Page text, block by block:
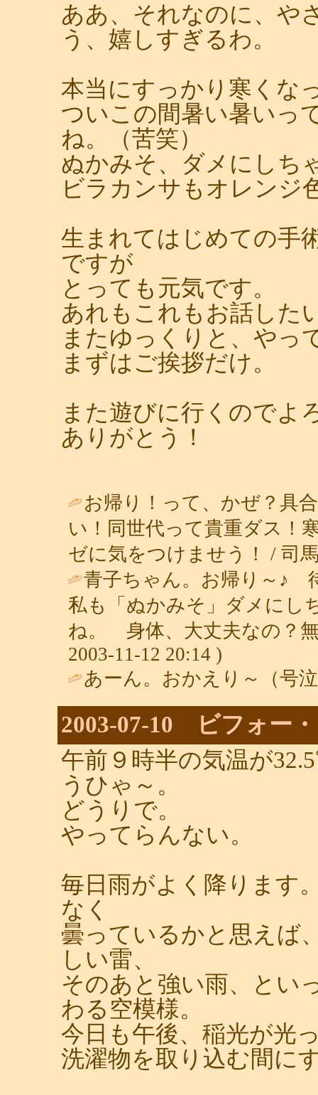
ああ、それなのに、や
う、嬉しすぎるわ。
本当にすっかり寒くな
ついこの間暑い暑いっ
ね。（苦笑）
ぬかみそ、ダメにしち
ビラカンサもオレンジ
生まれてはじめての手
ですが
とっても元気です。
あれもこれもお話した
またゆっくりと、やっ
まずはご挨拶だけ。
また遊びに行くのでよ
ありがとう！
お帰り！って、かぜ？具
い！同世代って貴重ダス！
ゼに気をつけませう！ / 司
青子ちゃん。お帰り～♪
私も「ぬかみそ」ダメにし
ね。 身体、大丈夫なの？
2003-11-12 20:14 )
あーん。おかえり～（
2003-07-10 ビフォー
午前９時半の気温が
うひゃ～。
どうりで。
やってらんない。
毎日雨がよく降ります
なく
曇っているかと思えば
しい雷、
そのあと強い雨、とい
わる空模様。
今日も午後、稲光が光
洗濯物を取り込む間に